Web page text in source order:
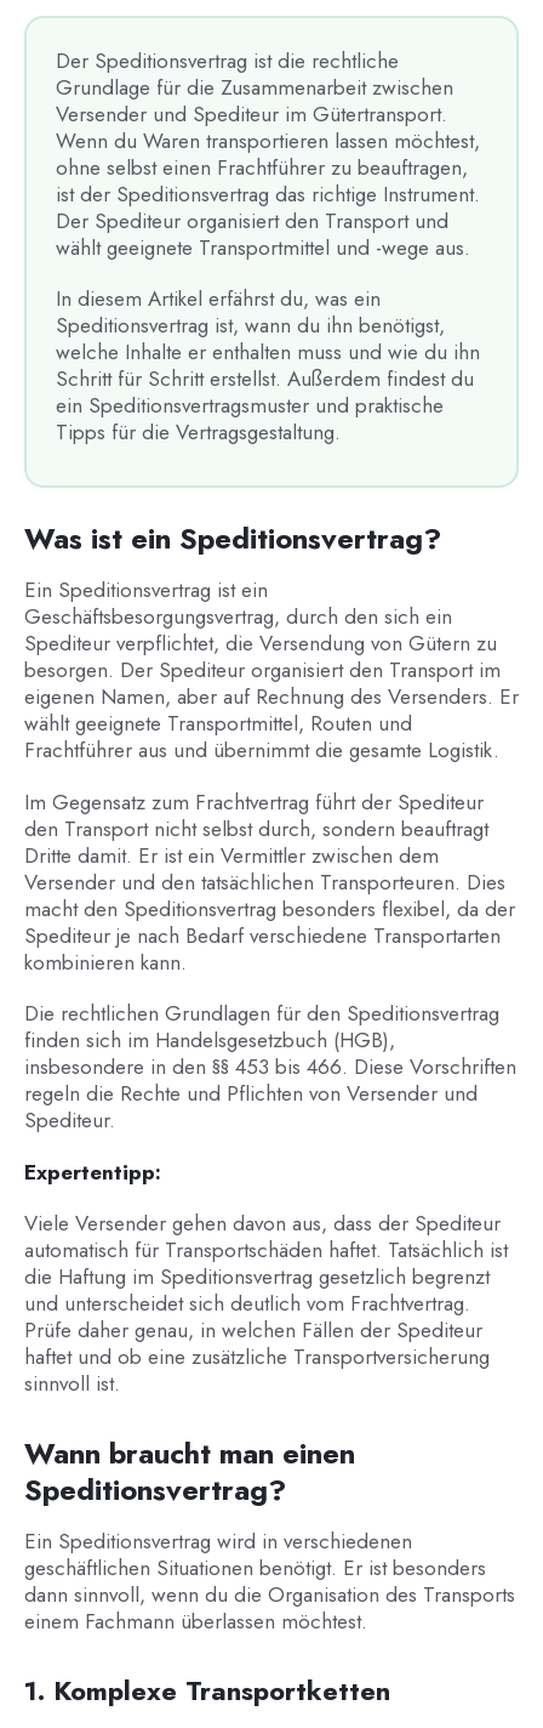
Der Speditionsvertrag ist die rechtliche
Grundlage für die Zusammenarbeit zwischen
Versender und Spediteur im Gütertransport.
Wenn du Waren transportieren lassen möchtest,
ohne selbst einen Frachtführer zu beauftragen,
ist der Speditionsvertrag das richtige Instrument.
Der Spediteur organisiert den Transport und
wählt geeignete Transportmittel und -wege aus.
In diesem Artikel erfährst du, was ein
Speditionsvertrag ist, wann du ihn benötigst,
welche Inhalte er enthalten muss und wie du ihn
Schritt für Schritt erstellst. Außerdem findest du
ein Speditionsvertragsmuster und praktische
Tipps für die Vertragsgestaltung.
Was ist ein Speditionsvertrag?
Ein Speditionsvertrag ist ein
Geschäftsbesorgungsvertrag, durch den sich ein
Spediteur verpflichtet, die Versendung von Gütern zu
besorgen. Der Spediteur organisiert den Transport im
eigenen Namen, aber auf Rechnung des Versenders. Er
wählt geeignete Transportmittel, Routen und
Frachtführer aus und übernimmt die gesamte Logistik.
Im Gegensatz zum Frachtvertrag führt der Spediteur
den Transport nicht selbst durch, sondern beauftragt
Dritte damit. Er ist ein Vermittler zwischen dem
Versender und den tatsächlichen Transporteuren. Dies
macht den Speditionsvertrag besonders flexibel, da der
Spediteur je nach Bedarf verschiedene Transportarten
kombinieren kann.
Die rechtlichen Grundlagen für den Speditionsvertrag
finden sich im Handelsgesetzbuch (HGB),
insbesondere in den §§ 453 bis 466. Diese Vorschriften
regeln die Rechte und Pflichten von Versender und
Spediteur.
Expertentipp:
Viele Versender gehen davon aus, dass der Spediteur
automatisch für Transportschäden haftet. Tatsächlich ist
die Haftung im Speditionsvertrag gesetzlich begrenzt
und unterscheidet sich deutlich vom Frachtvertrag.
Prüfe daher genau, in welchen Fällen der Spediteur
haftet und ob eine zusätzliche Transportversicherung
sinnvoll ist.
Wann braucht man einen
Speditionsvertrag?
Ein Speditionsvertrag wird in verschiedenen
geschäftlichen Situationen benötigt. Er ist besonders
dann sinnvoll, wenn du die Organisation des Transports
einem Fachmann überlassen möchtest.
1. Komplexe Transportketten